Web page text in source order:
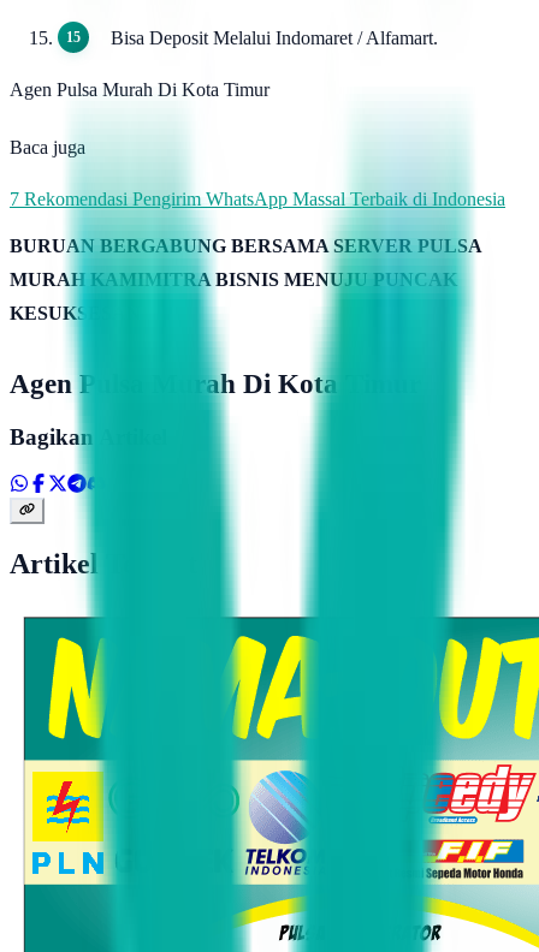
Bisa Deposit Melalui Indomaret / Alfamart.
Agen Pulsa Murah Di Kota Timur
Baca juga
7 Rekomendasi Pengirim WhatsApp Massal Terbaik di Indonesia
BURUAN BERGABUNG BERSAMA SERVER PULSA
MURAH KAMIMITRA BISNIS MENUJU PUNCAK
KESUKSESAN
Agen Pulsa Murah Di Kota Timur
Bagikan Artikel
Artikel Terkait